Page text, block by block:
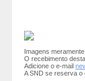
Imagens meramente
O recebimento
Adicione o e-mail
A SND se reserva o